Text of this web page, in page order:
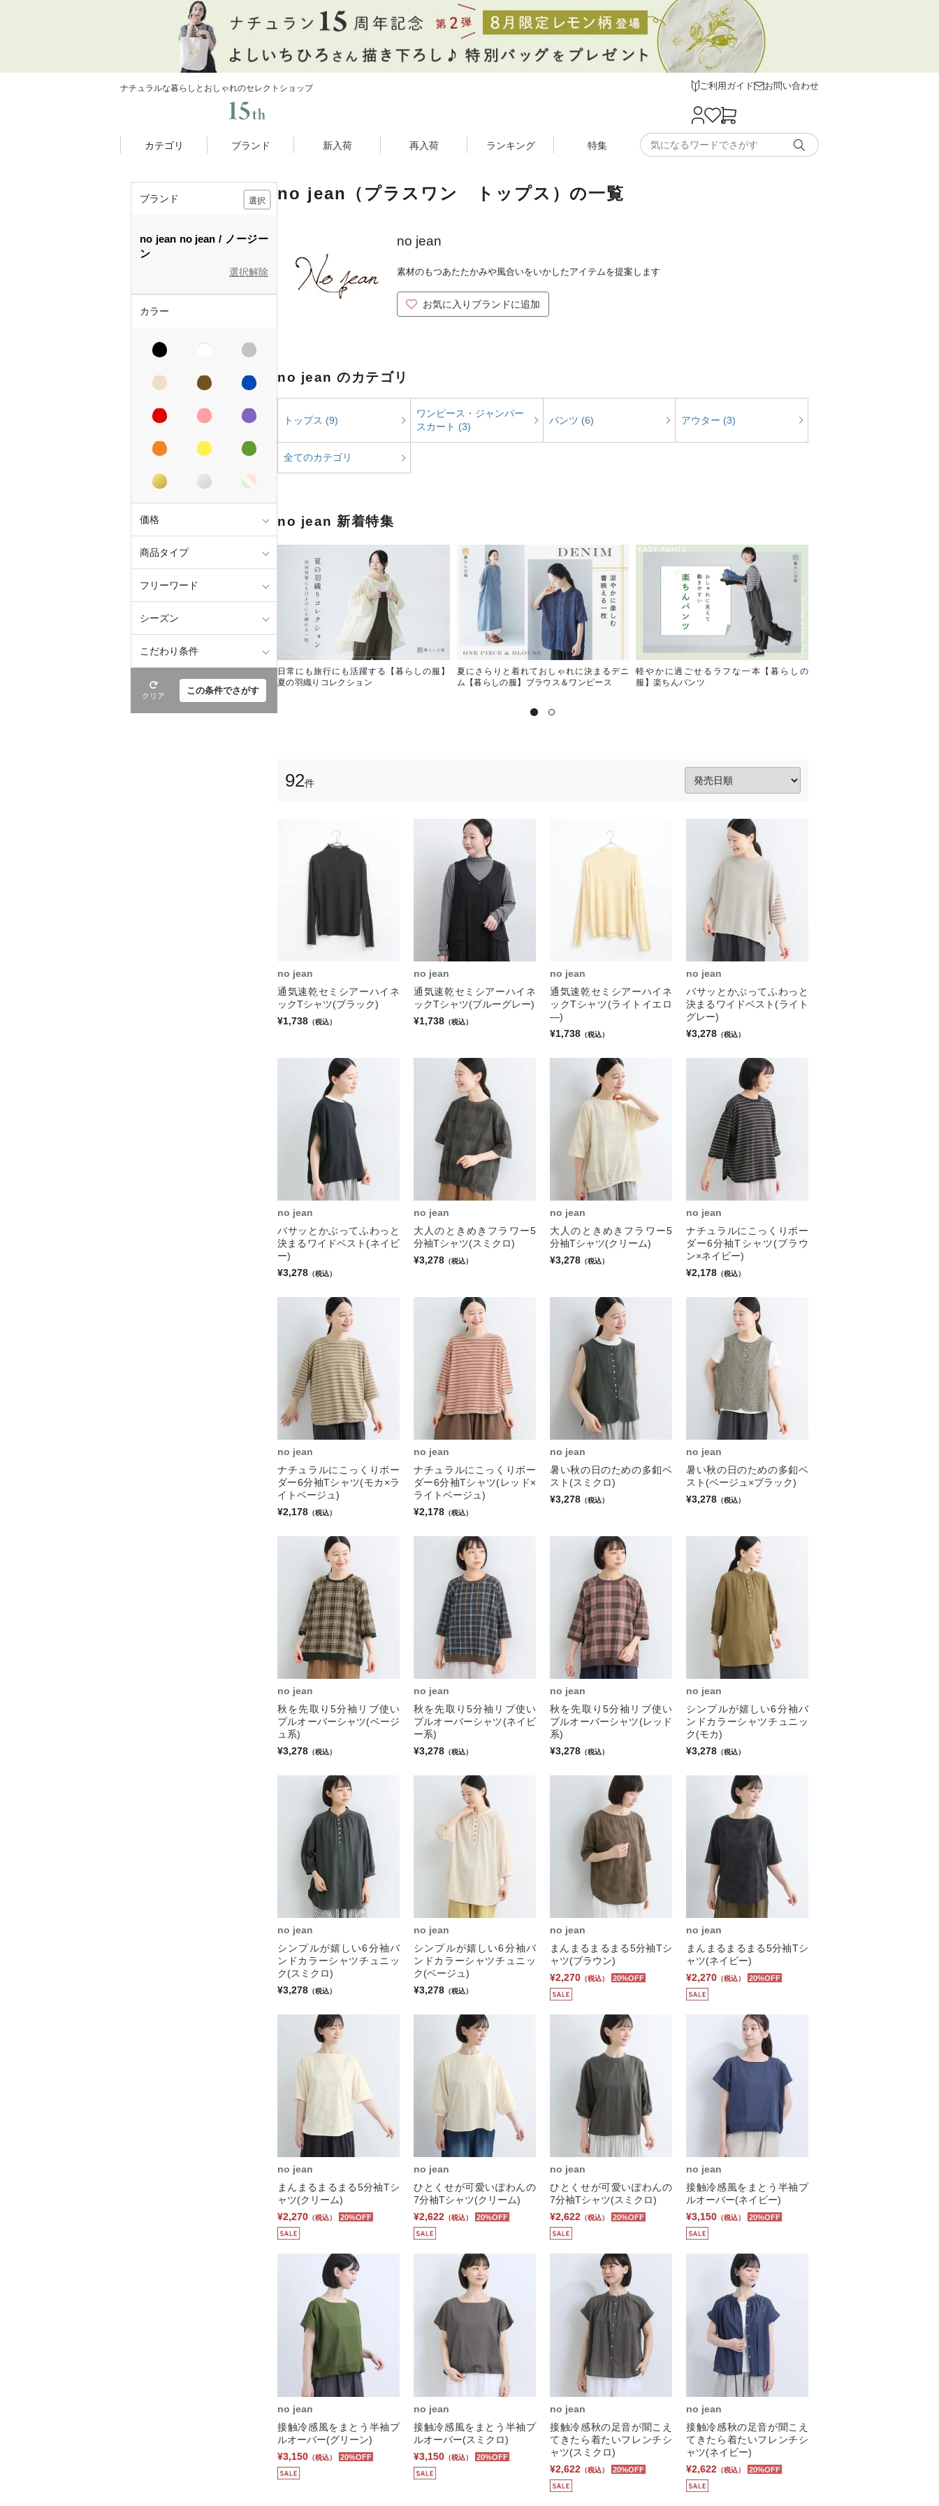
ナチュラルな暮らしとおしゃれのセレクトショップ ご利用ガイド お問い合わせ
カテゴリ ブランド 新入荷 再入荷 ランキング 特集
ブランド 選択
no jean no jean
ノージー
ン
選択解除
カラー
価格
商品タイプ
フリーワード
シーズン
こだわり条件
クリア この条件でさがす
no jean（プラスワン トップス）の一覧
no jean
素材のもつあたたかみや風合いをいかしたアイテムを提案します
お気に入りブランドに追加
no jean のカテゴリ
トップス (9)
ワンピース・ジャンパー
スカート (3)
パンツ (6) アウター (3)
全てのカテゴリ
no jean 新着特集
日常にも旅行にも活躍する【暮らしの服】
夏の羽織りコレクション
夏にさらりと着れておしゃれに決まるデニ
ム【暮らしの服】ブラウス＆ワンピース
軽やかに過ごせるラフな一本【暮らしの
服】楽ちんパンツ
92件
no jean
通気速乾セミシアーハイネ
ックTシャツ(ブラック)
¥1,738 （税込）
no jean
通気速乾セミシアーハイネ
ックTシャツ(ブルーグレー)
¥1,738 （税込）
no jean
通気速乾セミシアーハイネ
ックTシャツ(ライトイエロ
―)
¥1,738 （税込）
no jean
バサッとかぶってふわっと
決まるワイドベスト(ライト
グレー)
¥3,278 （税込）
no jean
バサッとかぶってふわっと
決まるワイドベスト(ネイビ
ー)
¥3,278 （税込）
no jean
大人のときめきフラワー5
分袖Tシャツ(スミクロ)
¥3,278 （税込）
no jean
大人のときめきフラワー5
分袖Tシャツ(クリーム)
¥3,278 （税込）
no jean
ナチュラルにこっくりボー
ダー6分袖Tシャツ(ブラウ
ン×ネイビー)
¥2,178 （税込）
no jean
ナチュラルにこっくりボー
ダー6分袖Tシャツ(モカ×ラ
イトベージュ)
¥2,178 （税込）
no jean
ナチュラルにこっくりボー
ダー6分袖Tシャツ(レッド×
ライトベージュ)
¥2,178 （税込）
no jean
暑い秋の日のための多釦ベ
スト(スミクロ)
¥3,278 （税込）
no jean
暑い秋の日のための多釦ベ
スト(ベージュ×ブラック)
¥3,278 （税込）
no jean
秋を先取り5分袖リブ使い
プルオーバーシャツ(ベージ
ュ系)
¥3,278 （税込）
no jean
秋を先取り5分袖リブ使い
プルオーバーシャツ(ネイビ
ー系)
¥3,278 （税込）
no jean
秋を先取り5分袖リブ使い
プルオーバーシャツ(レッド
系)
¥3,278 （税込）
no jean
シンプルが嬉しい6分袖バ
ンドカラーシャツチュニッ
ク(モカ)
¥3,278 （税込）
no jean
シンプルが嬉しい6分袖バ
ンドカラーシャツチュニッ
ク(スミクロ)
¥3,278 （税込）
no jean
シンプルが嬉しい6分袖バ
ンドカラーシャツチュニッ
ク(ベージュ)
¥3,278 （税込）
no jean
まんまるまるまる5分袖Tシ
ャツ(ブラウン)
¥2,270 （税込） 20%OFF
no jean
まんまるまるまる5分袖Tシ
ャツ(ネイビー)
¥2,270 （税込） 20%OFF
no jean
まんまるまるまる5分袖Tシ
ャツ(クリーム)
¥2,270 （税込） 20%OFF
no jean
ひとくせが可愛いぽわんの
7分袖Tシャツ(クリーム)
¥2,622 （税込） 20%OFF
no jean
ひとくせが可愛いぽわんの
7分袖Tシャツ(スミクロ)
¥2,622 （税込） 20%OFF
no jean
接触冷感風をまとう半袖プ
ルオーバー(ネイビー)
¥3,150 （税込） 20%OFF
no jean
接触冷感風をまとう半袖プ
ルオーバー(グリーン)
¥3,150 （税込） 20%OFF
no jean
接触冷感風をまとう半袖プ
ルオーバー(スミクロ)
¥3,150 （税込） 20%OFF
no jean
接触冷感秋の足音が聞こえ
てきたら着たいフレンチシ
ャツ(スミクロ)
¥2,622 （税込） 20%OFF
no jean
接触冷感秋の足音が聞こえ
てきたら着たいフレンチシ
ャツ(ネイビー)
¥2,622 （税込） 20%OFF